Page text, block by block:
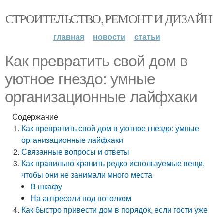
СТРОИТЕЛЬСТВО, РЕМОНТ И ДИЗАЙН
главная новости статьи
Как превратить свой дом в
уютное гнездо: умные
организационные лайфхаки
Содержание
Как превратить свой дом в уютное гнездо: умные
организационные лайфхаки
Связанные вопросы и ответы
Как правильно хранить редко используемые вещи,
чтобы они не занимали много места
В шкафу
На антресоли под потолком
Как быстро привести дом в порядок, если гости уже